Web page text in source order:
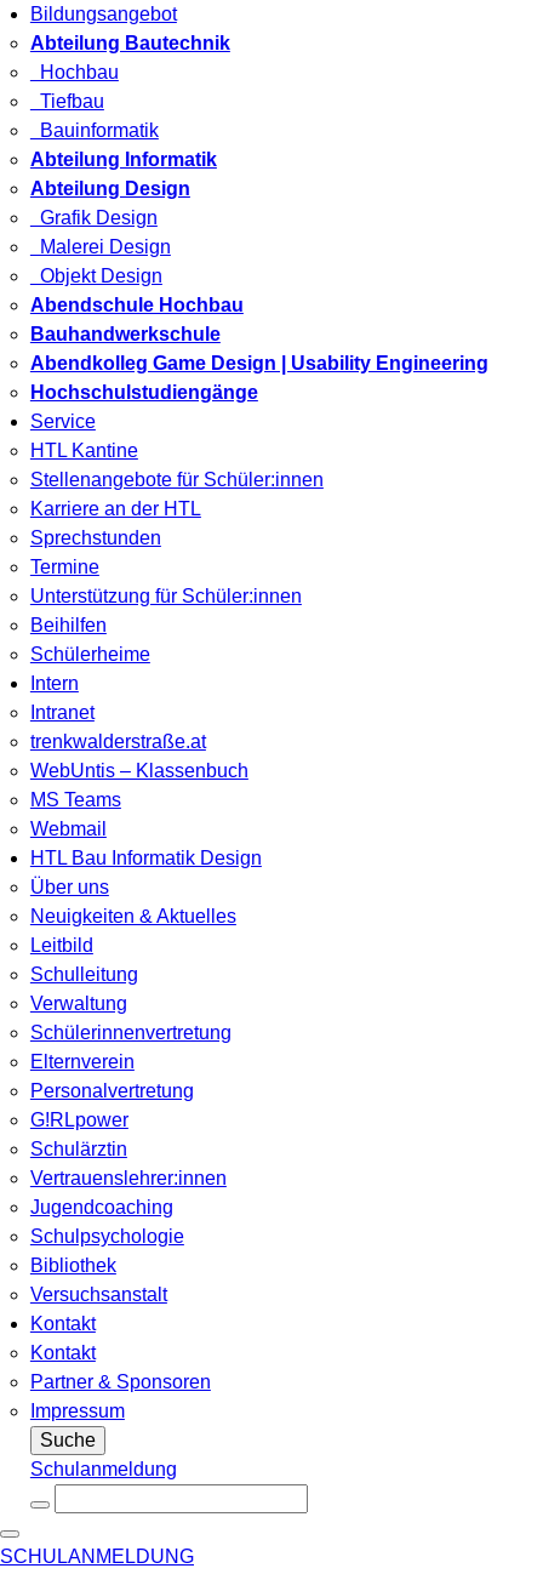
Bildungsangebot
Abteilung Bautechnik
Hochbau
Tiefbau
Bauinformatik
Abteilung Informatik
Abteilung Design
Grafik Design
Malerei Design
Objekt Design
Abendschule Hochbau
Bauhandwerkschule
Abendkolleg Game Design | Usability Engineering
Hochschulstudiengänge
Service
HTL Kantine
Stellenangebote für Schüler:innen
Karriere an der HTL
Sprechstunden
Termine
Unterstützung für Schüler:innen
Beihilfen
Schülerheime
Intern
Intranet
trenkwalderstraße.at
WebUntis – Klassenbuch
MS Teams
Webmail
HTL Bau Informatik Design
Über uns
Neuigkeiten & Aktuelles
Leitbild
Schulleitung
Verwaltung
Schülerinnenvertretung
Elternverein
Personalvertretung
G!RLpower
Schulärztin
Vertrauenslehrer:innen
Jugendcoaching
Schulpsychologie
Bibliothek
Versuchsanstalt
Kontakt
Kontakt
Partner & Sponsoren
Impressum
Suche
Schulanmeldung
SCHULANMELDUNG